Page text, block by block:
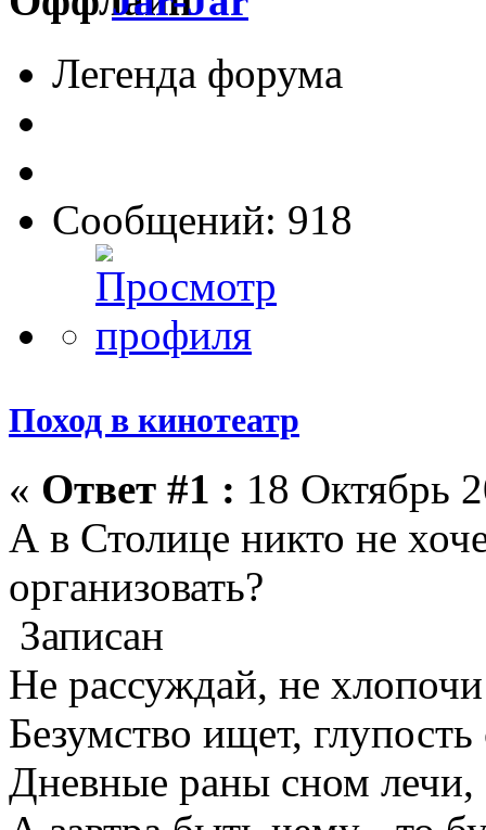
Легенда форума
Сообщений: 918
Поход в кинотеатр
« Ответ #1 : 18 Октябрь
А в Столице никто не
организовать?
Записан
Не рассуждай, не
Безумство ищет, глупость
Дневные раны сном лечи,